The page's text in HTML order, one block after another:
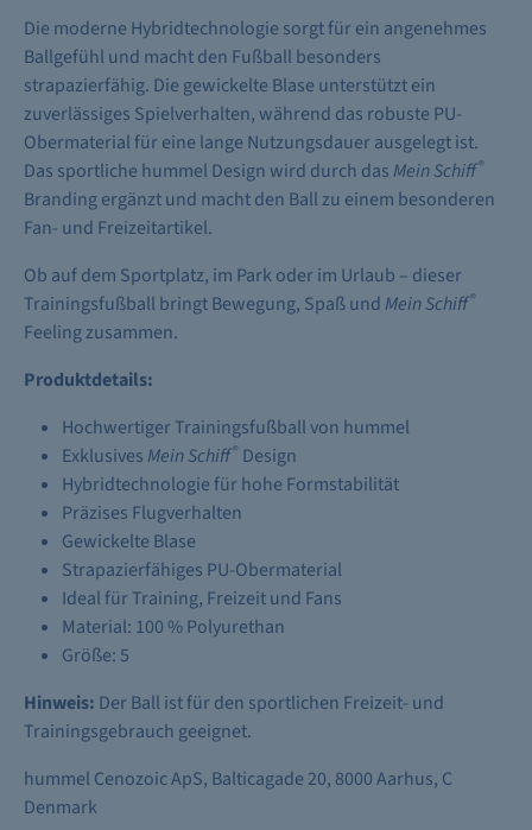
Die moderne Hybridtechnologie sorgt für ein angenehmes
Ballgefühl und macht den Fußball besonders
strapazierfähig. Die gewickelte Blase unterstützt ein
zuverlässiges Spielverhalten, während das robuste PU-
Obermaterial für eine lange Nutzungsdauer ausgelegt ist.
Das sportliche hummel Design wird durch das Mein Schiff®
Branding ergänzt und macht den Ball zu einem besonderen
Fan- und Freizeitartikel.
Ob auf dem Sportplatz, im Park oder im Urlaub – dieser
Trainingsfußball bringt Bewegung, Spaß und Mein Schiff®
Feeling zusammen.
Produktdetails:
Hochwertiger Trainingsfußball von hummel
Exklusives Mein Schiff® Design
Hybridtechnologie für hohe Formstabilität
Präzises Flugverhalten
Gewickelte Blase
Strapazierfähiges PU-Obermaterial
Ideal für Training, Freizeit und Fans
Material: 100 % Polyurethan
Größe: 5
Hinweis: Der Ball ist für den sportlichen Freizeit- und
Trainingsgebrauch geeignet.
hummel Cenozoic ApS, Balticagade 20, 8000 Aarhus, C
Denmark